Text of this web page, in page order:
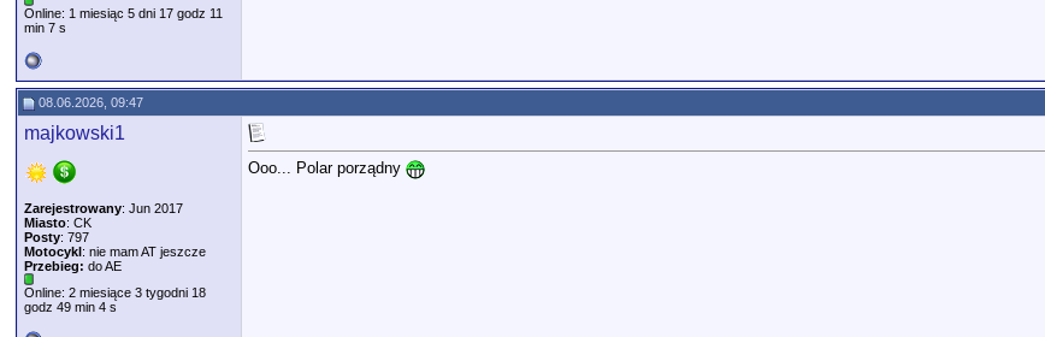
Online: 1 miesiąc 5 dni 17 godz 11
min 7 s
08.06.2026, 09:47
majkowski1
Zarejestrowany: Jun 2017
Miasto: CK
Posty: 797
Motocykl: nie mam AT jeszcze
Przebieg: do AE
Online: 2 miesiące 3 tygodni 18
godz 49 min 4 s
Ooo... Polar porządny